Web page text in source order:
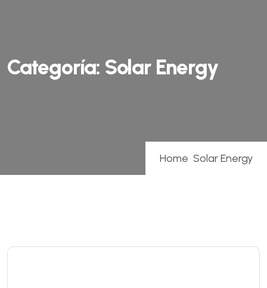
Categoría: Solar Energy
Home Solar Energy